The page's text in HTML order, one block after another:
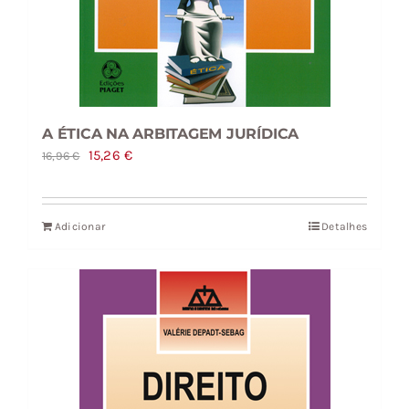
A ÉTICA NA ARBITAGEM JURÍDICA
16,96€
O
original
era:
15,26€O
atual
Adicionar Detalhes